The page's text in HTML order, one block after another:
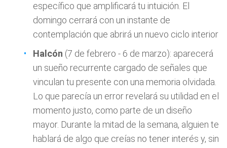
específico que amplificará tu intuición. El
domingo cerrará con un instante de
contemplación que abrirá un nuevo ciclo interior
Halcón (7 de febrero - 6 de marzo): aparecerá
un sueño recurrente cargado de señales que
vinculan tu presente con una memoria olvidada.
Lo que parecía un error revelará su utilidad en el
momento justo, como parte de un diseño
mayor. Durante la mitad de la semana, alguien te
hablará de algo que creías no tener interés y, sin